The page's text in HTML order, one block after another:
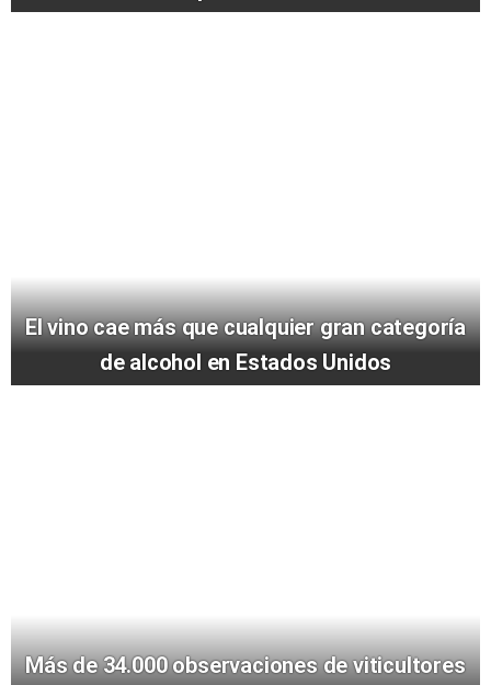
El vino cae más que cualquier gran categoría
de alcohol en Estados Unidos
Más de 34.000 observaciones de viticultores